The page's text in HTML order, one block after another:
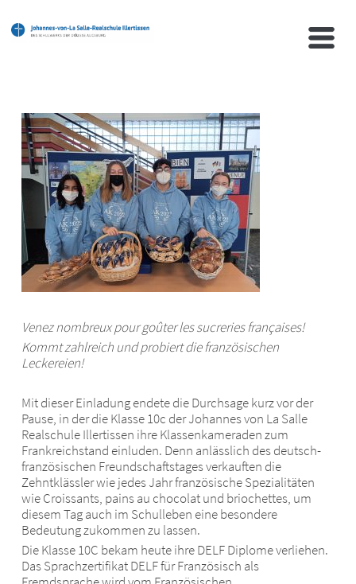
Venez nombreux pour goûter les sucreries françaises!
Kommt zahlreich und probiert die französischen
Leckereien!
Mit dieser Einladung endete die Durchsage kurz vor der
Pause, in der die Klasse 10c der Johannes von La Salle
Realschule Illertissen ihre Klassenkameraden zum
Frankreichstand einluden. Denn anlässlich des deutsch-
französischen Freundschaftstages verkauften die
Zehntklässler wie jedes Jahr französische Spezialitäten
wie Croissants, pains au chocolat und briochettes, um
diesem Tag auch im Schulleben eine besondere
Bedeutung zukommen zu lassen.
Die Klasse 10C bekam heute ihre DELF Diplome verliehen.
Das Sprachzertifikat DELF für Französisch als